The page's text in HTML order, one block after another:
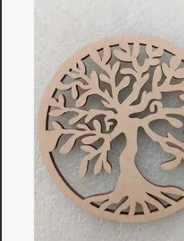
Boucles d'oreilles▼
Bracelets▼
Colliers
▼
Obsidiennes
Pendentifs▼
Pierres Nat.